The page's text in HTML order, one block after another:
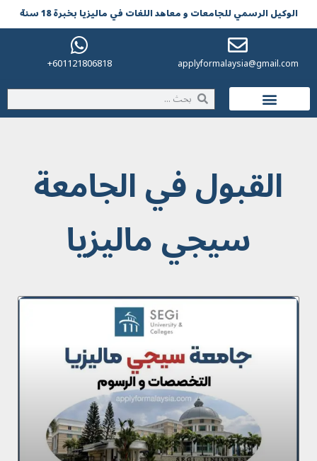
الوکیل الرسمي للجامعات و معاهد اللغات في مالیزیا بخبرة 18 سنة
applyformalaysia@gmail.com
601121806818+
القبول في الجامعة
سيجي ماليزيا